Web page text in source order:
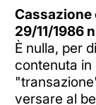
Cassazione
29/11/1986
È nulla, per
contenuta
versare al